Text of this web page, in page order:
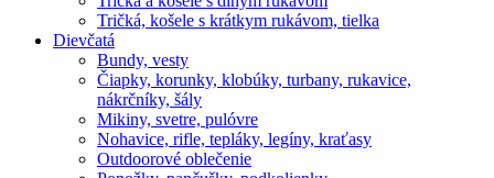
Tričká, košele s krátkym rukávom, tielka
Dievčatá
Bundy, vesty
Čiapky, korunky, klobúky, turbany, rukavice,
nákrčníky, šály
Mikiny, svetre, pulóvre
Nohavice, rifle, tepláky, legíny, kraťasy
Outdoorové oblečenie